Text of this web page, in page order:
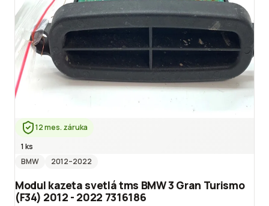
12 mes. záruka
1 ks
BMW
2012–2022
Modul kazeta svetlá tms BMW 3 Gran Turismo
(F34) 2012 - 2022 7316186